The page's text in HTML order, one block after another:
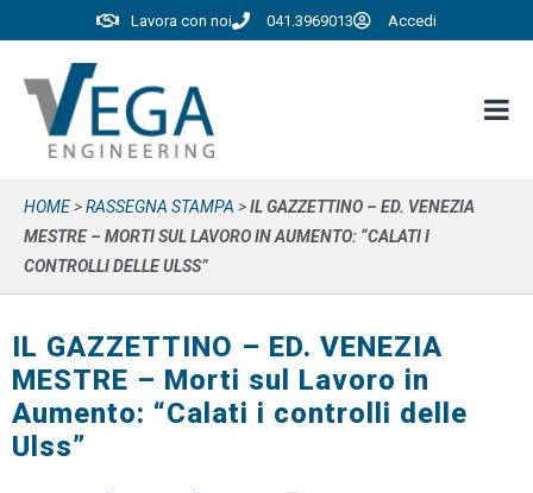
Lavora con noi 041.3969013 Accedi
HOME>RASSEGNA STAMPA >IL GAZZETTINO – ED. VENEZIA
MESTRE – MORTI SUL LAVORO IN AUMENTO: “CALATI I
CONTROLLI DELLE ULSS”
IL GAZZETTINO – ED. VENEZIA
MESTRE – Morti sul Lavoro in
Aumento: “Calati i controlli delle
Ulss”